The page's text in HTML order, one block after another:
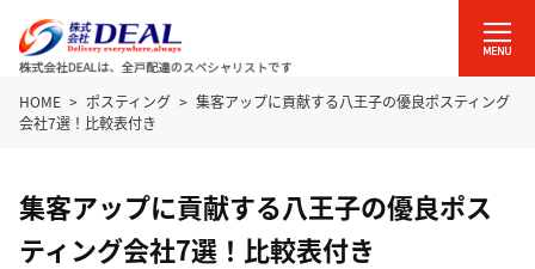
HOME ポスティング
集客アップに貢献する八王子の優良ポスティング
会社7選！比較表付き
集客アップに貢献する八王子の優良ポス
ティング会社7選！比較表付き